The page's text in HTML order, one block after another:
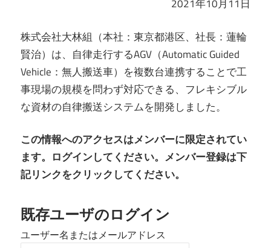
2021年10月11日
株式会社大林組（本社：東京都港区、社長：蓮輪
賢治）は、自律走行するAGV（Automatic Guided
Vehicle：無人搬送車）を複数台連携することで工
事現場の規模を問わず対応できる、フレキシブル
な資材の自律搬送システムを開発しました。
この情報へのアクセスはメンバーに限定されてい
ます。ログインしてください。メンバー登録は下
記リンクをクリックしてください。
既存ユーザのログイン
ユーザー名またはメールアドレス